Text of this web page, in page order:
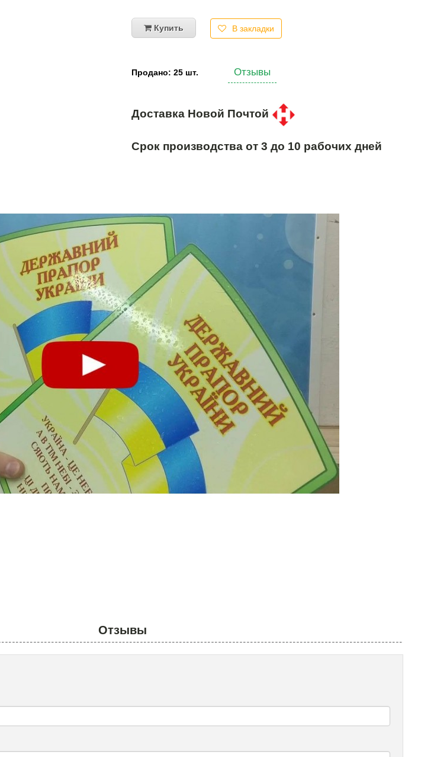
Купить В закладки
Продано: 25 шт. Отзывы
Доставка Новой Почтой
Срок производства от 3 до 10 рабочих дней
Отзывы